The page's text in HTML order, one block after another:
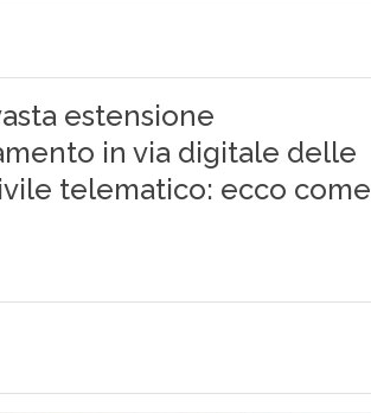
estensione
in via digitale delle
telematico: ecco come